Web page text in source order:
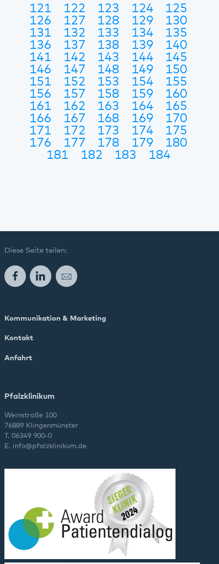
121
122 123 124
125
126
127 128 129
130
131
132 133 134
135
136
137 138 139
140
141
142 143 144
145
146
147 148 149
150
151
152 153 154
155
156
157 158 159
160
161
162 163 164
165
166
167 168 169
170
171
172 173 174
175
176
177 178 179
180
181
182 183 184
Diese Seite teilen:
FacebookLinkedInE-Mail
Kommunikation & Marketing
Kontakt
Anfahrt
Pfalzklinikum
Weinstraße 100
76889 Klingenmünster
T. 06349 900-0
E. info@pfalzklinikum.de